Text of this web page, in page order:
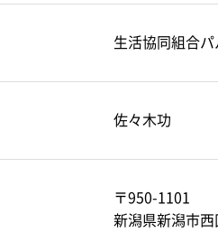
生活協同組合
佐々木功
〒950-1101
新潟県新潟市